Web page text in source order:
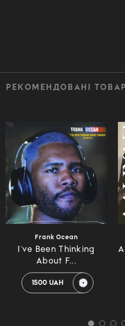
РЕКОМЕНДОВАНІ
Frank Ocean
I`ve Been Thinking
About F...
1500 UAH